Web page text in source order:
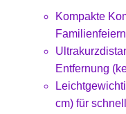
Kompakte
Entfernung
cm) für